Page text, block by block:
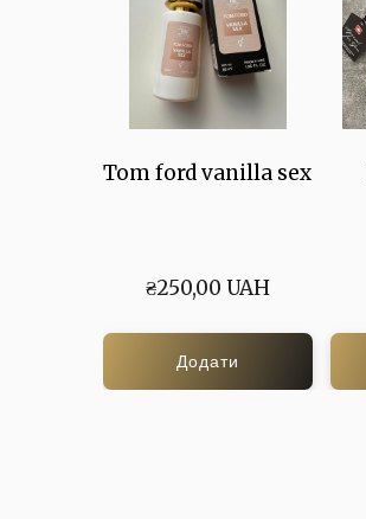
Tom ford vanilla sex
₴250,00 UAH
Додати